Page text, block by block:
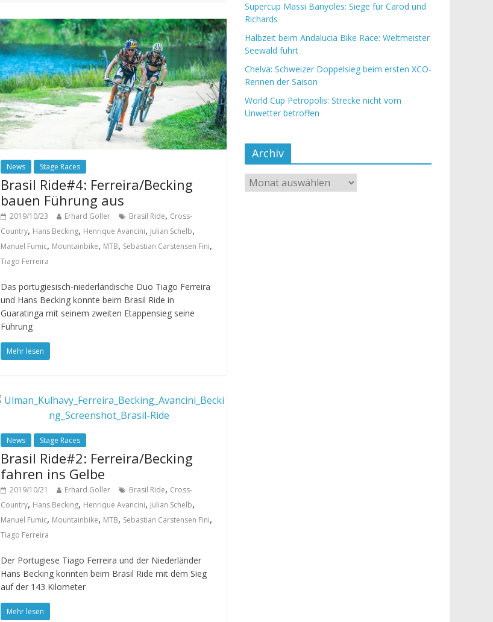
News Stage Races
Brasil Ride#4: Ferreira/Becking
bauen Führung aus
2019/10/23 Erhard Goller Brasil Ride, Cross-
Country, Hans Becking, Henrique Avancini, Julian Schelb,
Manuel Fumic, Mountainbike, MTB, Sebastian Carstensen Fini,
Tiago Ferreira
Das portugiesisch-niederländische Duo Tiago Ferreira
und Hans Becking konnte beim Brasil Ride in
Guaratinga mit seinem zweiten Etappensieg seine
Führung
Mehr lesen
News Stage Races
Brasil Ride#2: Ferreira/Becking
fahren ins Gelbe
2019/10/21 Erhard Goller Brasil Ride, Cross-
Country, Hans Becking, Henrique Avancini, Julian Schelb,
Manuel Fumic, Mountainbike, MTB, Sebastian Carstensen Fini,
Tiago Ferreira
Der Portugiese Tiago Ferreira und der Niederländer
Hans Becking konnten beim Brasil Ride mit dem Sieg
auf der 143 Kilometer
Mehr lesen
Supercup Massi Banyoles: Siege für Carod und
Richards
Halbzeit beim Andalucia Bike Race: Weltmeister
Seewald führt
Chelva: Schweizer Doppelsieg beim ersten XCO-
Rennen der Saison
World Cup Petropolis: Strecke nicht vom
Unwetter betroffen
Archiv